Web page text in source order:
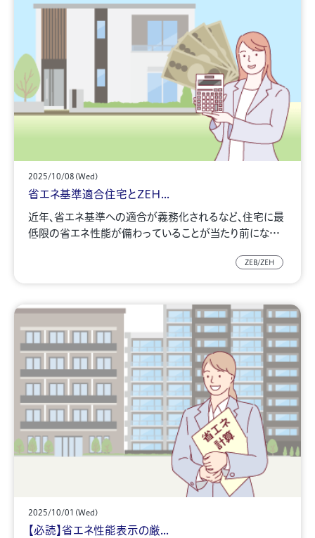
2025/10/08(Wed)
省エネ基準適合住宅とZEH...
近年、省エネ基準への適合が義務化されるなど、住宅に最
低限の省エネ性能が備わっていることが当たり前にな…
ZEB/ZEH
2025/10/01(Wed)
【必読】省エネ性能表示の厳...